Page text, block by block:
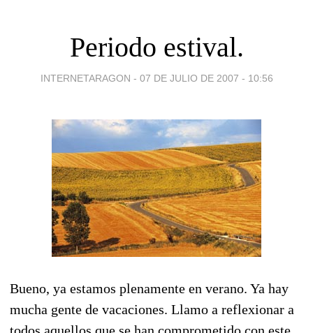
Periodo estival.
INTERNETARAGON - 07 DE JULIO DE 2007 - 10:56
Bueno, ya estamos plenamente en verano. Ya hay
mucha gente de vacaciones. Llamo a reflexionar a